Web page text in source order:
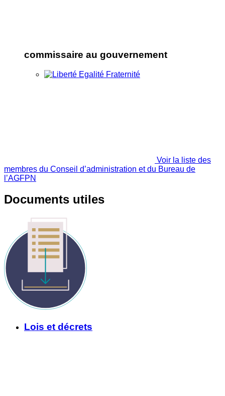
commissaire au gouvernement
Voir la liste des
membres du Conseil d’administration et du Bureau de
l’AGFPN
Documents utiles
Lois et décrets